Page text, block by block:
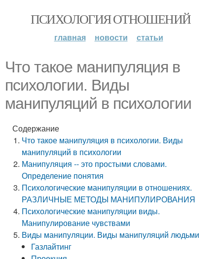
ПСИХОЛОГИЯ ОТНОШЕНИЙ
главная новости статьи
Что такое манипуляция в
психологии. Виды
манипуляций в психологии
Содержание
Что такое манипуляция в психологии. Виды
манипуляций в психологии
Манипуляция -- это простыми словами.
Определение понятия
Психологические манипуляции в отношениях.
РАЗЛИЧНЫЕ МЕТОДЫ МАНИПУЛИРОВАНИЯ
Психологические манипуляции виды.
Манипулирование чувствами
Виды манипуляции. Виды манипуляций людьми
Газлайтинг